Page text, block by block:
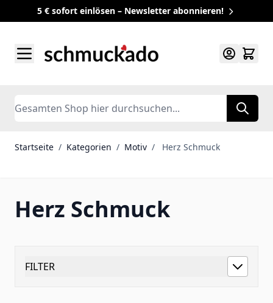
5 € sofort einlösen – Newsletter abonnieren!
Search
Startseite / Kategorien / Motiv / Herz Schmuck
Herz Schmuck
FILTER